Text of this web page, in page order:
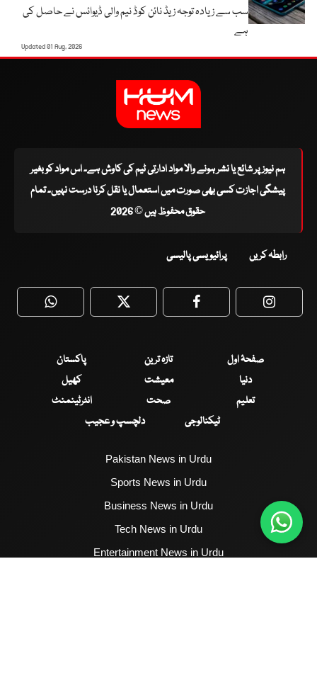
سب سے زیادہ توجہ زیڈ نائن کوڈ نیم والی ڈیوائس نے حاصل کی
ہے
Updated 01 Aug, 2026
ہم نیوز پر شائع یا نشر ہونے والا مواد ادارتی ٹیم کی کاوش ہے۔ اس مواد کو بغیر
پیشگی اجازت کسی بھی صورت میں استعمال یا نقل کرنا درست نہیں۔ تمام
حقوق محفوظ ہیں © 2026
رابطہ کریں پرائیویسی پالیسی
WhatsApp Twitter Facebook
صفحۂ اول تازہ ترین
پاکستان
دنیا
معیشت
کھیل
تعلیم
صحت
انٹرٹینمنٹ
ٹیکنالوجی
دلچسپ و عجیب
Pakistan News in Urdu
Sports News in Urdu
Business News in Urdu
Tech News in Urdu
Entertainment News in Urdu